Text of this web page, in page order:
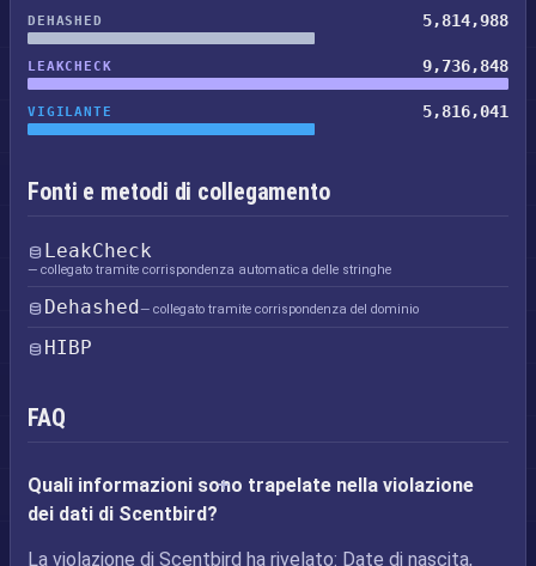
DEHASHED 5,814,988
LEAKCHECK 9,736,848
VIGILANTE 5,816,041
Fonti e metodi di collegamento
LeakCheck
— collegato tramite corrispondenza automatica delle stringhe
Dehashed— collegato tramite corrispondenza del dominio
HIBP
FAQ
Quali informazioni sono trapelate nella violazione
dei dati di Scentbird?
La violazione di Scentbird ha rivelato: Date di nascita,